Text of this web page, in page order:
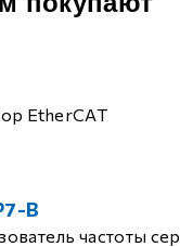
EtherCAT
B
частоты